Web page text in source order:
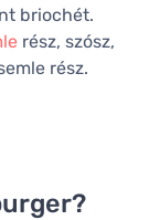
briochét.
rész, szósz,
rész.